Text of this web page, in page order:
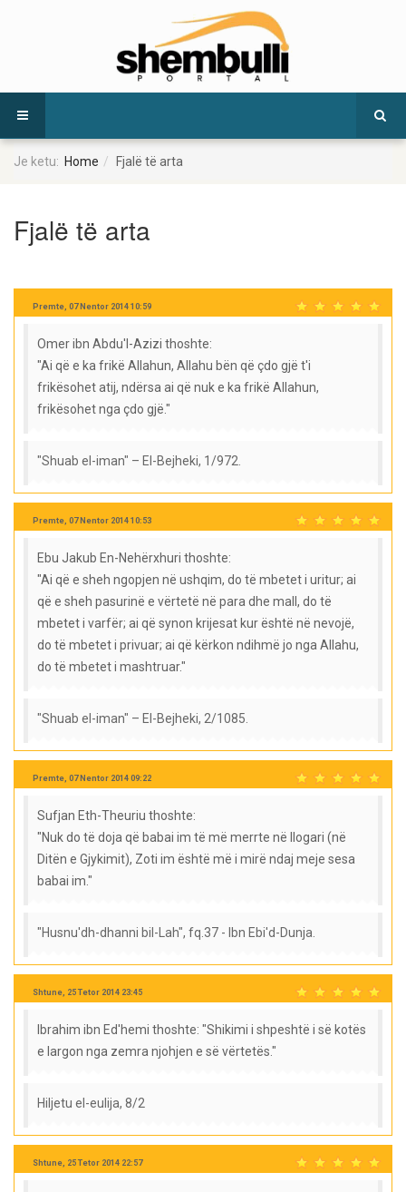
Je ketu: Home Fjalë të arta
Fjalë të arta
Premte, 07 Nentor 2014 10:59
Omer ibn Abdu'l-Azizi thoshte:
"Ai që e ka frikë Allahun, Allahu bën që çdo gjë t'i
frikësohet atij, ndërsa ai që nuk e ka frikë Allahun,
frikësohet nga çdo gjë."
"Shuab el-iman" – El-Bejheki, 1/972.
Premte, 07 Nentor 2014 10:53
Ebu Jakub En-Nehërxhuri thoshte:
"Ai që e sheh ngopjen në ushqim, do të mbetet i uritur; ai
që e sheh pasurinë e vërtetë në para dhe mall, do të
mbetet i varfër; ai që synon krijesat kur është në nevojë,
do të mbetet i privuar; ai që kërkon ndihmë jo nga Allahu,
do të mbetet i mashtruar."
"Shuab el-iman" – El-Bejheki, 2/1085.
Premte, 07 Nentor 2014 09:22
Sufjan Eth-Theuriu thoshte:
"Nuk do të doja që babai im të më merrte në llogari (në
Ditën e Gjykimit), Zoti im është më i mirë ndaj meje sesa
babai im."
"Husnu'dh-dhanni bil-Lah", fq.37 - Ibn Ebi'd-Dunja.
Shtune, 25 Tetor 2014 23:45
Ibrahim ibn Ed'hemi thoshte: "Shikimi i shpeshtë i së kotës
e largon nga zemra njohjen e së vërtetës."
Hiljetu el-eulija, 8/2
Shtune, 25 Tetor 2014 22:57